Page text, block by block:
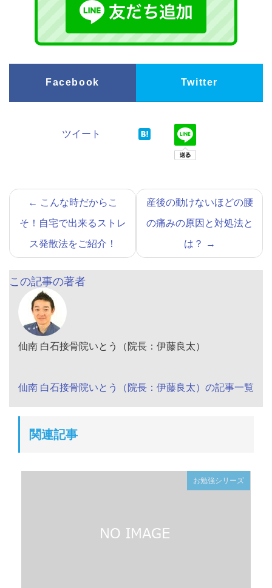
Facebook Twitter
ツイート
← こんな時だからこ
そ！自宅で出来るストレ
ス発散法をご紹介！
産後の動けないほどの腰
の痛みの原因と対処法と
は？
→
この記事の著者
仙南 白石接骨院いとう（院長：伊藤良太）
仙南 白石接骨院いとう（院長：伊藤良太）の記事一覧
関連記事
お勉強シリーズ